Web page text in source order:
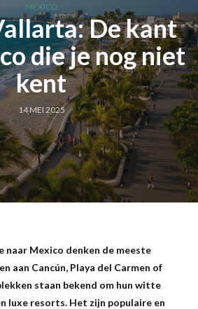
MEXICO
De kant
die je nog niet
kent
14 MEI 2025
naar Mexico denken de meeste
aan Cancún, Playa del Carmen of
staan bekend om hun witte
luxe resorts. Het zijn populaire en